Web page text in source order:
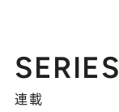
SERIES
連載